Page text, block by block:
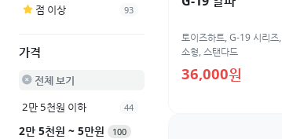
점 이상 93
가격
전체 보기
2만 5천원 이하
44
2만 5천원 ~ 5만원 100
토이즈하트,G-19 시리즈,
소형,스탠다드
36,000원